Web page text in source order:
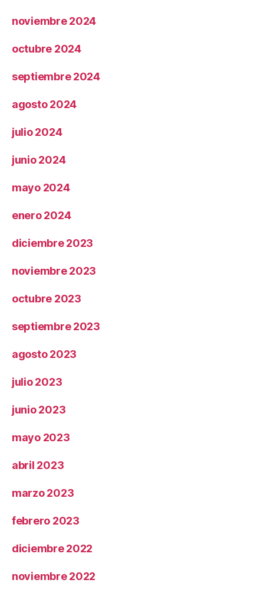
noviembre 2024
octubre 2024
septiembre 2024
agosto 2024
julio 2024
junio 2024
mayo 2024
enero 2024
diciembre 2023
noviembre 2023
octubre 2023
septiembre 2023
agosto 2023
julio 2023
junio 2023
mayo 2023
abril 2023
marzo 2023
febrero 2023
diciembre 2022
noviembre 2022